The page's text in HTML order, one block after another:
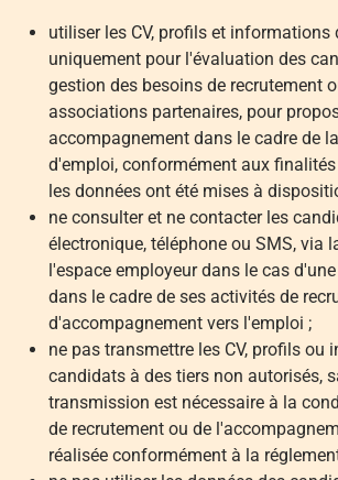
utiliser les CV, profils et informations
uniquement pour l'évaluation des
gestion des besoins de recrutement
associations partenaires, pour
accompagnement dans le cadre de
d'emploi, conformément aux
les données ont été mises à
ne consulter et ne contacter les
électronique, téléphone ou SMS, via
l'espace employeur dans le cas
dans le cadre de ses activités de
d'accompagnement vers l'emploi ;
ne pas transmettre les CV, profils ou
candidats à des tiers non autorisés,
transmission est nécessaire à la
de recrutement ou de
réalisée conformément à la